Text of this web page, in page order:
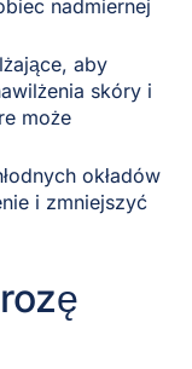
nadmiernej
aby
skóry i
może
okładów
i zmniejszyć